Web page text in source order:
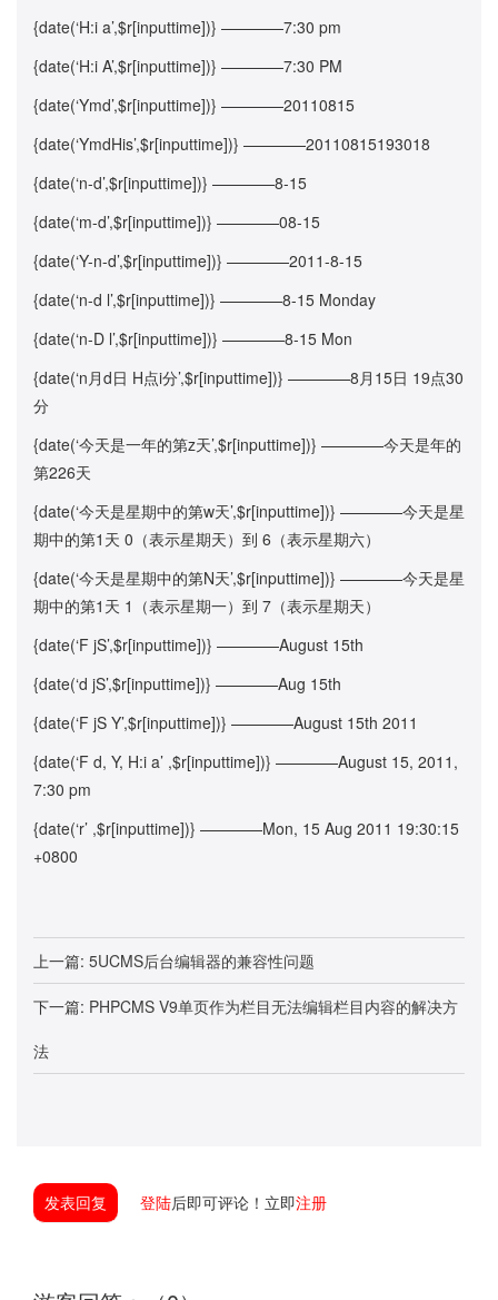
{date(‘H:i a’,$r[inputtime])} ————7:30 pm
{date(‘H:i A’,$r[inputtime])} ————7:30 PM
{date(‘Ymd’,$r[inputtime])} ————20110815
{date(‘YmdHis’,$r[inputtime])} ————20110815193018
{date(‘n-d’,$r[inputtime])} ————8-15
{date(‘m-d’,$r[inputtime])} ————08-15
{date(‘Y-n-d’,$r[inputtime])} ————2011-8-15
{date(‘n-d l’,$r[inputtime])} ————8-15 Monday
{date(‘n-D l’,$r[inputtime])} ————8-15 Mon
{date(‘n月d日 H点i分’,$r[inputtime])} ————8月15日 19点30
分
{date(‘今天是一年的第z天’,$r[inputtime])} ————今天是年的
第226天
{date(‘今天是星期中的第w天’,$r[inputtime])} ————今天是星
期中的第1天 0（表示星期天）到 6（表示星期六）
{date(‘今天是星期中的第N天’,$r[inputtime])} ————今天是星
期中的第1天 1（表示星期一）到 7（表示星期天）
{date(‘F jS’,$r[inputtime])} ————August 15th
{date(‘d jS’,$r[inputtime])} ————Aug 15th
{date(‘F jS Y’,$r[inputtime])} ————August 15th 2011
{date(‘F d, Y, H:i a’ ,$r[inputtime])} ————August 15, 2011,
7:30 pm
{date(‘r’ ,$r[inputtime])} ————Mon, 15 Aug 2011 19:30:15
+0800
上一篇: 5UCMS后台编辑器的兼容性问题
下一篇: PHPCMS V9单页作为栏目无法编辑栏目内容的解决方
法
发表回复 登陆后即可评论！立即注册